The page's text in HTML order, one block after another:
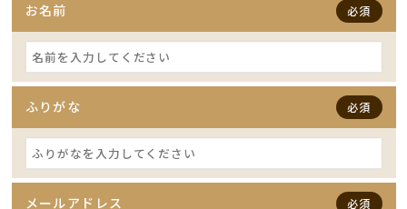
お名前 必須
ふりがな 必須
メールアドレス 必須